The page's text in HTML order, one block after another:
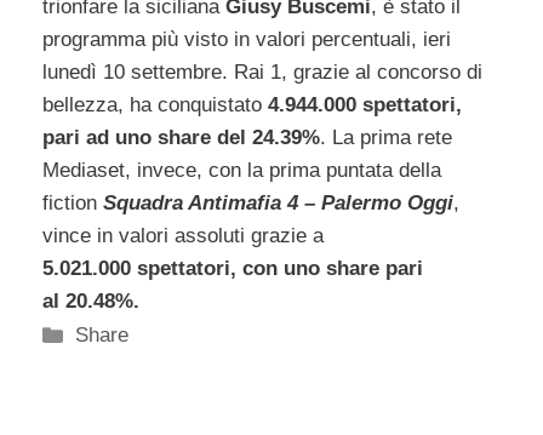
trionfare la siciliana Giusy Buscemi, è stato il
programma più visto in valori percentuali, ieri
lunedì 10 settembre. Rai 1, grazie al concorso di
bellezza, ha conquistato 4.944.000 spettatori,
pari ad uno share del 24.39%. La prima rete
Mediaset, invece, con la prima puntata della
fiction Squadra Antimafia 4 – Palermo Oggi,
vince in valori assoluti grazie a
5.021.000 spettatori, con uno share pari
al 20.48%.
Categorie
Share